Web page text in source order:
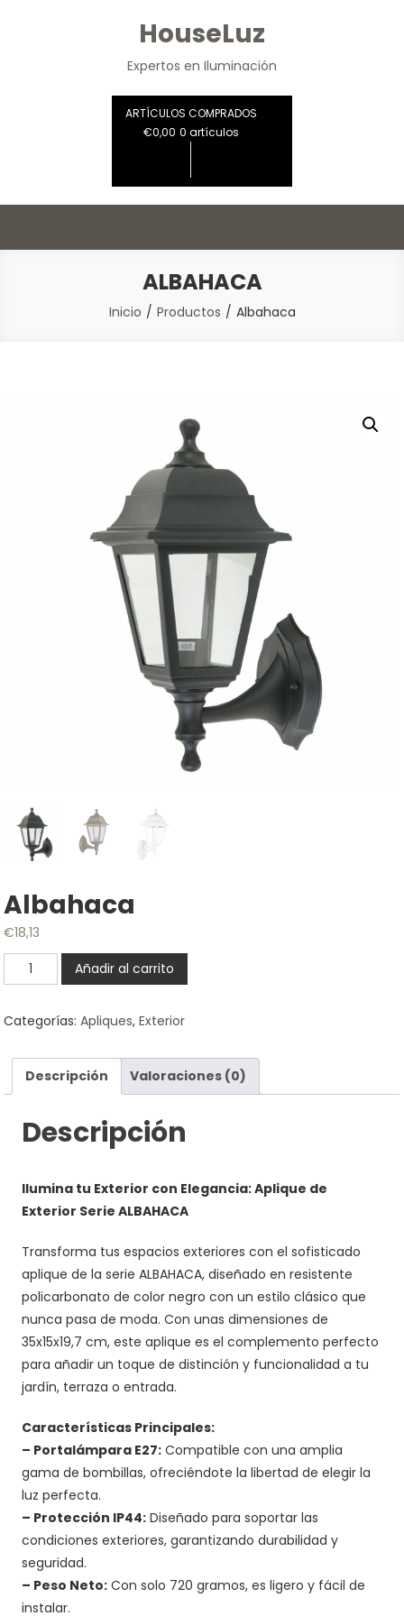
HouseLuz
Expertos en Iluminación
ARTÍCULOS COMPRADOS
€0,00 0 artículos
ALBAHACA
Inicio Productos Albahaca
Albahaca
€18,13
Albahaca
cantidad
Añadir al carrito
Categorías:Apliques,Exterior
Descripción Valoraciones (0)
Descripción
Ilumina tu Exterior con Elegancia: Aplique de
Exterior Serie ALBAHACA
Transforma tus espacios exteriores con el sofisticado
aplique de la serie ALBAHACA, diseñado en resistente
policarbonato de color negro con un estilo clásico que
nunca pasa de moda. Con unas dimensiones de
35x15x19,7 cm, este aplique es el complemento perfecto
para añadir un toque de distinción y funcionalidad a tu
jardín, terraza o entrada.
Características Principales:
– Portalámpara E27: Compatible con una amplia
gama de bombillas, ofreciéndote la libertad de elegir la
luz perfecta.
– Protección IP44: Diseñado para soportar las
condiciones exteriores, garantizando durabilidad y
seguridad.
– Peso Neto: Con solo 720 gramos, es ligero y fácil de
instalar.